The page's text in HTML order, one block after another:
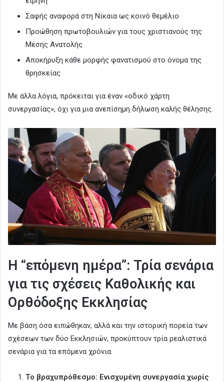
Σαφής αναφορά στη Νίκαια ως κοινό θεμέλιο
Προώθηση πρωτοβουλιών για τους χριστιανούς της
Μέσης Ανατολής
Αποκήρυξη κάθε μορφής φανατισμού στο όνομα της
θρησκείας
Με άλλα λόγια, πρόκειται για έναν «οδικό χάρτη
συνεργασίας», όχι για μια ανεπίσημη δήλωση καλής θέλησης.
Η “επόμενη ημέρα”: Τρία σενάρια
για τις σχέσεις Καθολικής και
Ορθόδοξης Εκκλησίας
Με βάση όσα ειπώθηκαν, αλλά και την ιστορική πορεία των
σχέσεων των δύο Εκκλησιών, προκύπτουν τρία ρεαλιστικά
σενάρια για τα επόμενα χρόνια.
Το βραχυπρόθεσμο: Ενισχυμένη συνεργασία χωρίς